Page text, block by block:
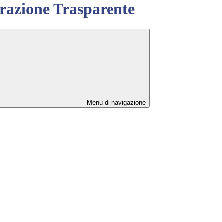
Trasparente
Menu di navigazione